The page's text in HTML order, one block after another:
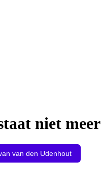
niet meer
van den Udenhout